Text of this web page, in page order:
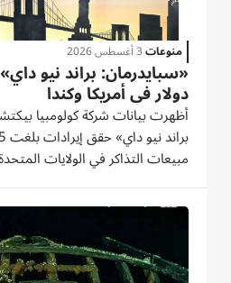
منوعات3 أغسطس 2026
دولار في أمريكا وكندا
أظهرت بيانات شركة كولومبيا
مبيعات التذاكر في الولايات
الأسبوع الأول من عرضه، ليحتل
‌الافتتاحات المحلية على الإطلاق.